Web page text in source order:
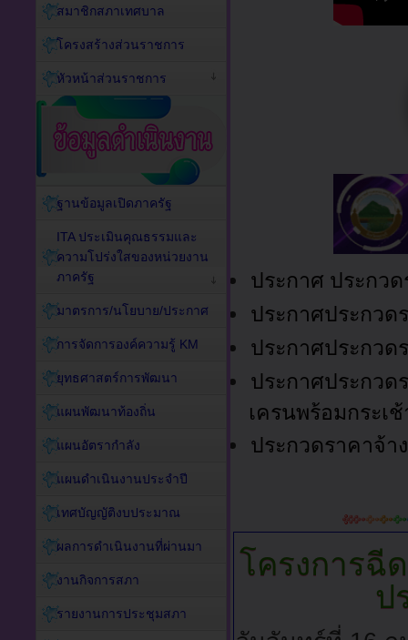
ประกาศ ประกว
ประกาศประกวด
ประกาศประกว
ประกาศประกว
เครนพร้อมกระเ
ประกวดราคาจ้า
โครงการฉี
ป
สมาชิกสภาเทศบาล
โครงสร้างส่วนราชการ
หัวหน้าส่วนราชการ
ฐานข้อมูลเปิดภาครัฐ
ITA ประเมินคุณธรรมและ
ความโปร่งใสของหน่วยงาน
ภาครัฐ
มาตรการ/นโยบาย/ประกาศ
การจัดการองค์ความรู้ KM
ยุทธศาสตร์การพัฒนา
แผนพัฒนาท้องถิ่น
แผนอัตรากำลัง
แผนดำเนินงานประจำปี
เทศบัญญัติงบประมาณ
ผลการดำเนินงานที่ผ่านมา
งานกิจการสภา
รายงานการประชุมสภา